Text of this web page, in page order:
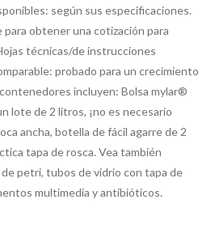
según sus especificaciones.
obtener una cotización para
técnicas/de instrucciones
probado para un crecimiento
incluyen: Bolsa mylar®
lote de 2 litros, ¡no es necesario
ancha, botella de fácil agarre de 2
tapa de rosca. Vea también
petri, tubos de vidrio con tapa de
multimedia y antibióticos.